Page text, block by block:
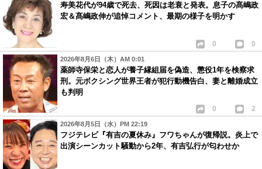
寿美花代が94歳で死去、死因は老衰と発表。息子の髙嶋政
宏＆髙嶋政伸が追悼コメント、最期の様子を明かす
0 0
2026年8月6日（木）AM 0:01
薬師寺保栄と恋人が養子縁組届を偽造、懲役1年を検察求
刑。元ボクシング世界王者が犯行動機告白、妻と離婚成立
も判明
0 2
2026年8月5日（水）PM 22:19
フジテレビ『有吉の夏休み』フワちゃんが復帰説。炎上で
出演シーンカット騒動から2年、有吉弘行が匂わせか